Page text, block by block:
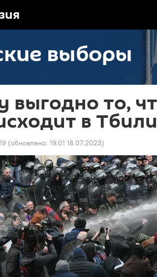
выборы
выгодно то,
в
(обновлено: 19:01 18.07.2023)